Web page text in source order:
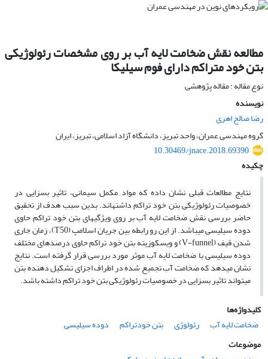
مطالعه نقش ضخامت لایه آب بر روی مشخصات رئولوژیکی
بتن خود متراکم دارای فوم سیلیکا
نوع مقاله : مقاله پژوهشی
نویسنده
رضا صالح اهری
گروه مهندسی عمران، واحد تبریز، دانشگاه آزاد اسلامی، تبریز، ایران
10.30469/jnace.2018.69390
چکیده
نتایج مطالعات قبلی نشان داده که مواد مکمل سیمانی، تاثیر بسزایی در
خصوصیات رئولوژیکی بتن خود تراکم داشته­اند. بدین سبب هدف از تحقیق
حاضر بررسی نقش ضخامت لایه آب بر روی ویژگی­های بتن خود تراکم حاوی
دوده سیلیسی می­باشد. از این رو رابطه بین جریان اسلامپ (T50)، زمان جاری
شدن قیف (V-funnel) و ویسکوزیته بتن خود تراکم حاوی درصدهای مختلف
دوده سیلیسی با ضخامت لایه آب موثر مورد بررسی قرار گرفته است. نتایج
نشان می­دهد که ضخامت آب تجمیع شده در اطراف اجزای تشکیل دهنده بتن
می­تواند تاثیر بسزایی در خصوصیات رئولوژیکی بتن خود تراکم داشته باشد.
کلیدواژه‌ها
ضخامت لایه آب
رئولوژی بتن خودتراکم
دوده سیلیسی
موضوعات